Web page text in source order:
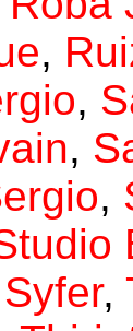
,
,
,
,
Syfer,